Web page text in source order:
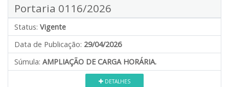
Portaria 0116/2026
Status: Vigente
Data de Publicação: 29/04/2026
Súmula: AMPLIAÇÃO DE CARGA HORÁRIA.
DETALHES